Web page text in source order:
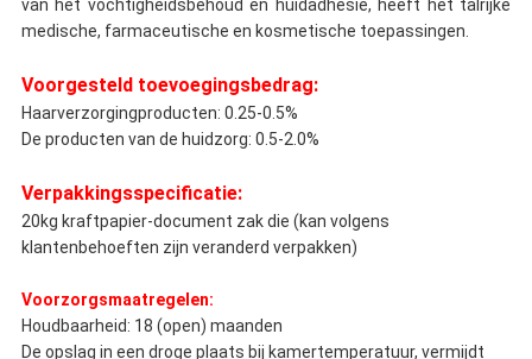
van het vochtigheidsbehoud en huidadhesie, heeft het talrijke
medische, farmaceutische en kosmetische toepassingen.
Voorgesteld toevoegingsbedrag:
Haarverzorgingproducten: 0.25-0.5%
De producten van de huidzorg: 0.5-2.0%
Verpakkingsspecificatie:
20kg kraftpapier-document zak die (kan volgens
klantenbehoeften zijn veranderd verpakken)
Voorzorgsmaatregelen:
Houdbaarheid: 18 (open) maanden
De opslag in een droge plaats bij kamertemperatuur, vermijdt